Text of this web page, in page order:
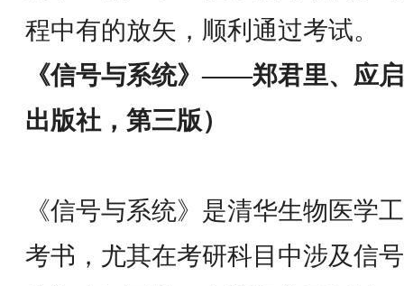
程中有的放矢，顺利通过考试。
《信号与系统》——郑君里、应
出版社，第三版）
《信号与系统》是清华生物医学
考书，尤其在考研科目中涉及信